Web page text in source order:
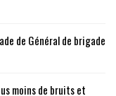
de Général de brigade
moins de bruits et